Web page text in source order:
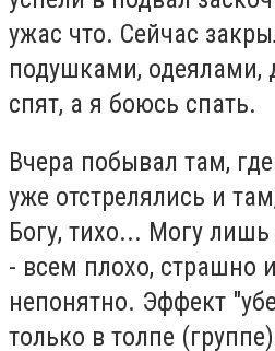
ужас что. Сейчас
подушками, одеялами,
спят, а я боюсь спать.
Вчера побывал там,
уже отстрелялись и
Богу, тихо... Могу
- всем плохо, страшно
непонятно. Эффект
только в толпе